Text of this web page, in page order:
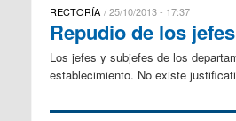
RECTORÍA 25/10/2013 - 17:37
Repudio de los
Los jefes y subjefes de los
establecimiento. No existe